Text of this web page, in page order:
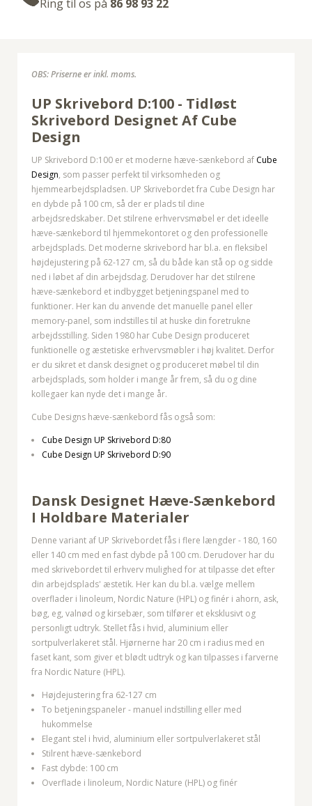
Ring til os på 86 98 93 22
OBS: Priserne er inkl. moms.
UP Skrivebord D:100 - Tidløst
Skrivebord Designet Af Cube
Design
UP Skrivebord D:100 er et moderne hæve-sænkebord af Cube
Design, som passer perfekt til virksomheden og
hjemmearbejdspladsen. UP Skrivebordet fra Cube Design har
en dybde på 100 cm, så der er plads til dine
arbejdsredskaber. Det stilrene erhvervsmøbel er det ideelle
hæve-sænkebord til hjemmekontoret og den professionelle
arbejdsplads. Det moderne skrivebord har bl.a. en fleksibel
højdejustering på 62-127 cm, så du både kan stå op og sidde
ned i løbet af din arbejdsdag. Derudover har det stilrene
hæve-sænkebord et indbygget betjeningspanel med to
funktioner. Her kan du anvende det manuelle panel eller
memory-panel, som indstilles til at huske din foretrukne
arbejdsstilling. Siden 1980 har Cube Design produceret
funktionelle og æstetiske erhvervsmøbler i høj kvalitet. Derfor
er du sikret et dansk designet og produceret møbel til din
arbejdsplads, som holder i mange år frem, så du og dine
kollegaer kan nyde det i mange år.
Cube Designs hæve-sænkebord fås også som:
Cube Design UP Skrivebord D:80
Cube Design UP Skrivebord D:90
Dansk Designet Hæve-Sænkebord
I Holdbare Materialer
Denne variant af UP Skrivebordet fås i flere længder - 180, 160
eller 140 cm med en fast dybde på 100 cm. Derudover har du
med skrivebordet til erhverv mulighed for at tilpasse det efter
din arbejdsplads' æstetik. Her kan du bl.a. vælge mellem
overflader i linoleum, Nordic Nature (HPL) og finér i ahorn, ask,
bøg, eg, valnød og kirsebær, som tilfører et eksklusivt og
personligt udtryk. Stellet fås i hvid, aluminium eller
sortpulverlakeret stål. Hjørnerne har 20 cm i radius med en
faset kant, som giver et blødt udtryk og kan tilpasses i farverne
fra Nordic Nature (HPL).
Højdejustering fra 62-127 cm
To betjeningspaneler - manuel indstilling eller med
hukommelse
Elegant stel i hvid, aluminium eller sortpulverlakeret stål
Stilrent hæve-sænkebord
Fast dybde: 100 cm
Overflade i linoleum, Nordic Nature (HPL) og finér